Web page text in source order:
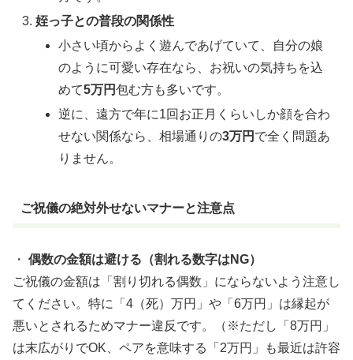
姪っ子との普段の関係性
小さい頃からよく遊んであげていて、自分の娘
のように可愛い存在なら、お祝いの気持ちを込
めて5万円包む方も多いです。
逆に、遠方で年に1回お正月くらいしか顔を合わ
せない関係なら、相場通りの3万円 で全く問題あ
りません。
ご祝儀の絶対外せないマナーと注意点
・ 偶数の金額は避ける（割れる数字はNG）
ご祝儀の金額は「割り切れる偶数」にならないよう注意し
てください。特に「4（死）万円」や「6万円」は縁起が
悪いとされるためマナー違反です。（※ただし「8万円」
は末広がりでOK、ペアを意味する「2万円」も最近は許容